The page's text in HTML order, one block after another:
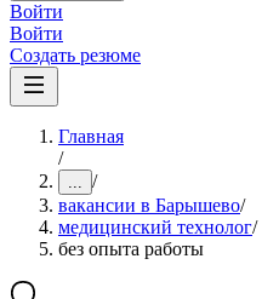
Войти
Войти
Создать резюме
Главная
/
... /
вакансии в Барышево/
медицинский технолог/
без опыта работы